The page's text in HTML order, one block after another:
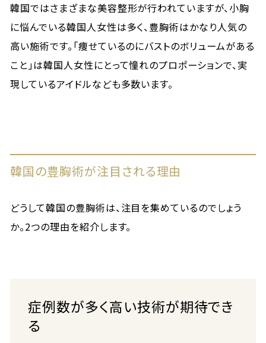
韓国ではさまざまな美容整形が行われていますが、小胸
に悩んでいる韓国人女性は多く、豊胸術はかなり人気の
高い施術です。「痩せているのにバストのボリュームがある
こと」は韓国人女性にとって憧れのプロポーションで、実
現しているアイドルなども多数います。
韓国の豊胸術が注目される理由
どうして韓国の豊胸術は、注目を集めているのでしょう
か。2つの理由を紹介します。
症例数が多く高い技術が期待でき
る